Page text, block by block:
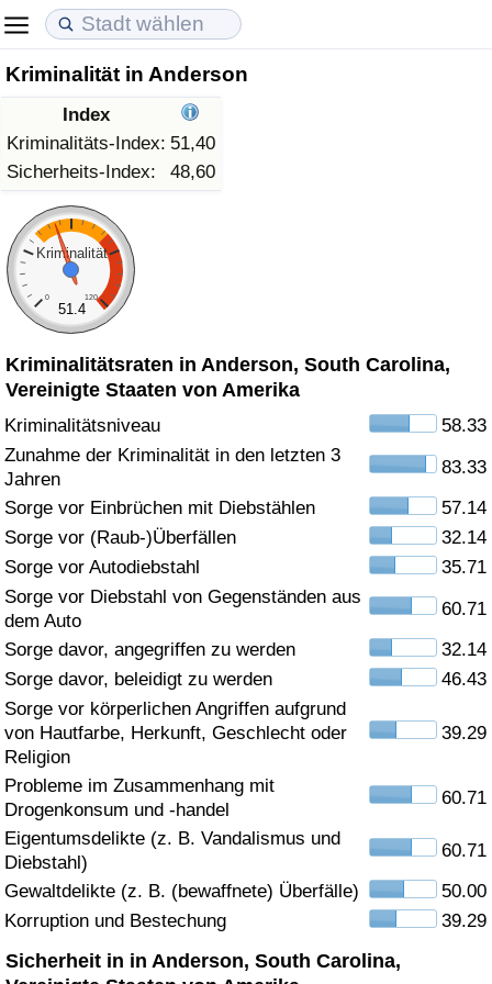
Kriminalität in Anderson
Index
Kriminalitäts-Index: 51,40
Sicherheits-Index:
48,60
Kriminalität
0 120
51.4
Kriminalitätsraten in Anderson, South Carolina,
Vereinigte Staaten von Amerika
Kriminalitätsniveau
58.33
Zunahme der Kriminalität in den letzten 3
Jahren
83.33
Sorge vor Einbrüchen mit Diebstählen
57.14
Sorge vor (Raub-)Überfällen
32.14
Sorge vor Autodiebstahl
35.71
Sorge vor Diebstahl von Gegenständen aus
dem Auto
60.71
Sorge davor, angegriffen zu werden
32.14
Sorge davor, beleidigt zu werden
46.43
Sorge vor körperlichen Angriffen aufgrund
von Hautfarbe, Herkunft, Geschlecht oder
Religion
39.29
Probleme im Zusammenhang mit
Drogenkonsum und -handel
60.71
Eigentumsdelikte (z. B. Vandalismus und
Diebstahl)
60.71
Gewaltdelikte (z. B. (bewaffnete) Überfälle)
50.00
Korruption und Bestechung
39.29
Sicherheit in in Anderson, South Carolina,
Lebenshaltungskosten
Lebenshaltungskosten-Index (aktuell)
Lebenshaltungskosten-Index
Lebenshaltungskosten-Index nach Land
in Akaba
Immobilienpreise
Immobilienpreis-Index (aktuell)
Immobilienpreis-Index
Immobilienpreis-Index nach Land
Lebensqualität
Lebensqualität-Index
Lebensqualität-Index (aktuell)
Lebensqualitätsindex nach Land
Kriminalität
Kriminalitäts-Index (aktuell)
Kriminalitäts-Index
Kriminalitätsindex nach Land
Gesundheitsversorgung
Gesundheitsversorgungs-Index (aktuell)
Gesundheitsversorgungs-Index
Gesundheitsversorgungs-Index nach Land
Umweltverschmutzung
Umweltverschmutzungs-Index (aktuell)
Verschmutzungsindex
Umweltverschmutzungs-Index nach Land
Verkehr